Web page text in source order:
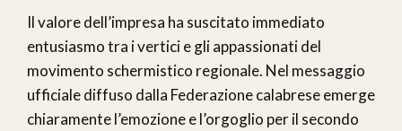
Il valore dell’impresa ha suscitato immediato
entusiasmo tra i vertici e gli appassionati del
movimento schermistico regionale. Nel messaggio
ufficiale diffuso dalla Federazione calabrese emerge
chiaramente l’emozione e l’orgoglio per il secondo